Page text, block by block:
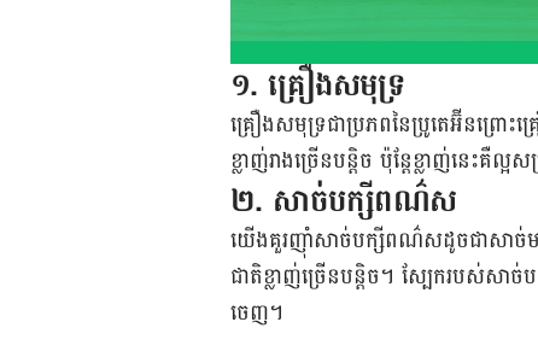
១.គ្រឿង​សមុទ្រ
គ្រឿងសមុទ្រ​ជា​ប្រភព​នៃ​ប្រូតេអ៊ីន​ព្រោ
ខ្លាញ់​រាង​ច្រើន​បន្តិច ប៉ុន្តែ​ខ្លាញ់​នេះ​គឺ​
២. សាច់​បក្សី​ពណ៌​ស
យើង​គួរ​ញ៉ាំ​សាច់​បក្សី​ពណ៌​ស​ដូចជា​សាច់ម
ជាតិ​ខ្លាញ់​ច្រើន​បន្តិច។ ស្បែក​របស់​សា
ចេញ។